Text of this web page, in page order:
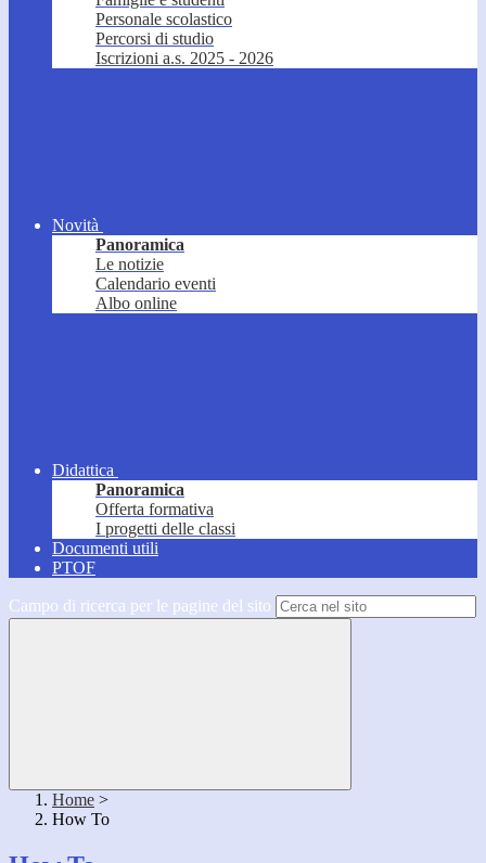
Personale scolastico
Percorsi di studio
Iscrizioni a.s. 2025 - 2026
Novità
Panoramica
Le notizie
Calendario eventi
Albo online
Didattica
Panoramica
Offerta formativa
I progetti delle classi
Documenti utili
PTOF
Campo di ricerca per le pagine del sito
Home >
How To